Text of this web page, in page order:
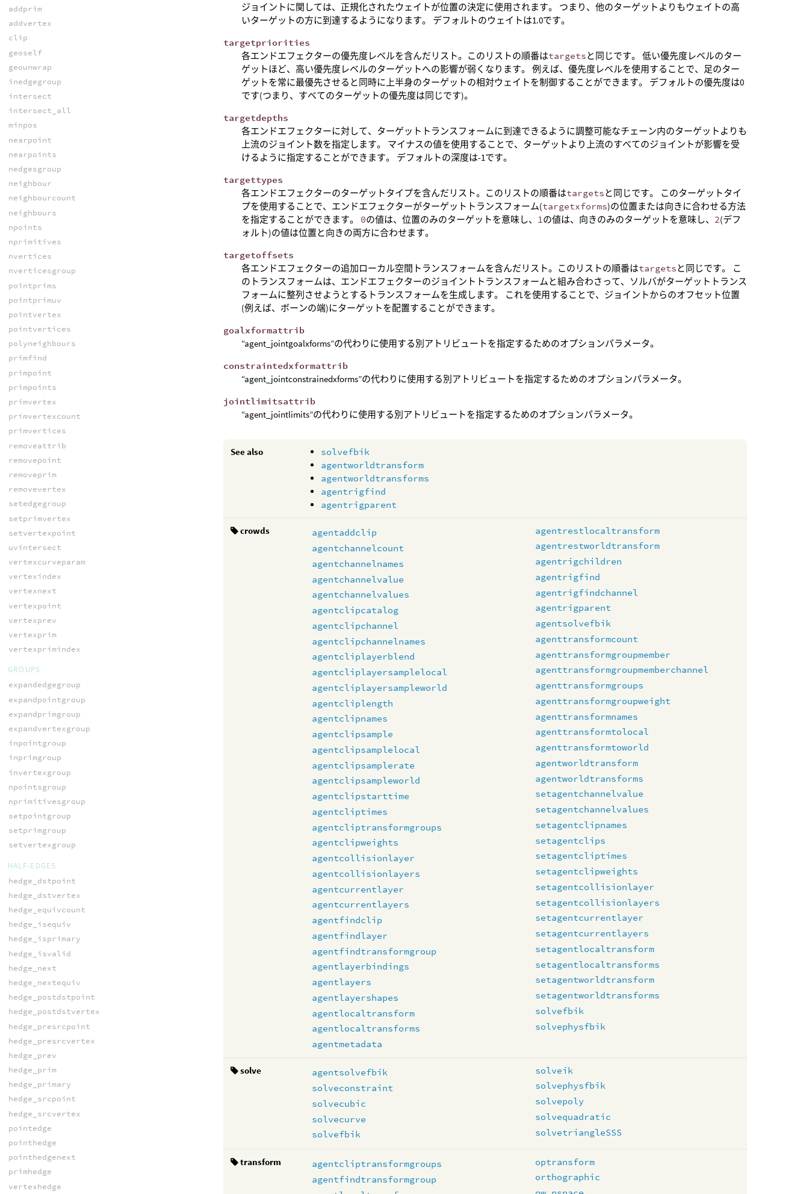
ジョイントに関しては、正規化されたウェイトが位置の決定に使用されます。 つまり、他のターゲットよりもウェイトの高
いターゲットの方に到達するようになります。 デフォルトのウェイトは1.0です。
targetpriorities
各エンドエフェクターの優先度レベルを含んだリスト。このリストの順番はtargetsと同じです。 低い優先度レベルのター
ゲットほど、高い優先度レベルのターゲットへの影響が弱くなります。 例えば、優先度レベルを使用することで、足のター
ゲットを常に最優先させると同時に上半身のターゲットの相対ウェイトを制御することができます。 デフォルトの優先度は0
です(つまり、すべてのターゲットの優先度は同じです)。
targetdepths
各エンドエフェクターに対して、ターゲットトランスフォームに到達できるように調整可能なチェーン内のターゲットよりも
上流のジョイント数を指定します。 マイナスの値を使用することで、ターゲットより上流のすべてのジョイントが影響を受
けるように指定することができます。 デフォルトの深度は-1です。
targettypes
各エンドエフェクターのターゲットタイプを含んだリスト。このリストの順番はtargetsと同じです。 このターゲットタイ
プを使用することで、エンドエフェクターがターゲットトランスフォーム(targetxforms)の位置または向きに合わせる方法
を指定することができます。 0の値は、位置のみのターゲットを意味し、 1 の値は、向きのみのターゲットを意味し、 2(デフ
ォルト)の値は位置と向きの両方に合わせます。
targetoffsets
各エンドエフェクターの追加ローカル空間トランスフォームを含んだリスト。このリストの順番はtargetsと同じです。 こ
のトランスフォームは、エンドエフェクターのジョイントトランスフォームと組み合わさって、ソルバがターゲットトランス
フォームに整列させようとするトランスフォームを生成します。 これを使用することで、ジョイントからのオフセット位置
(例えば、ボーンの端)にターゲットを配置することができます。
goalxformattrib
“agent_jointgoalxforms”の代わりに使用する別アトリビュートを指定するためのオプションパラメータ。
constraintedxformattrib
“agent_jointconstrainedxforms”の代わりに使用する別アトリビュートを指定するためのオプションパラメータ。
jointlimitsattrib
“agent_jointlimits”の代わりに使用する別アトリビュートを指定するためのオプションパラメータ。
See also
solvefbik
agentworldtransform
agentworldtransforms
agentrigfind
agentrigparent
crowds
agentaddclip
agentchannelcount
agentchannelnames
agentchannelvalue
agentchannelvalues
agentclipcatalog
agentclipchannel
agentclipchannelnames
agentcliplayerblend
agentcliplayersamplelocal
agentcliplayersampleworld
agentcliplength
agentclipnames
agentclipsample
agentclipsamplelocal
agentclipsamplerate
agentclipsampleworld
agentclipstarttime
agentcliptimes
agentcliptransformgroups
agentclipweights
agentcollisionlayer
agentcollisionlayers
agentcurrentlayer
agentcurrentlayers
agentfindclip
agentfindlayer
agentfindtransformgroup
agentlayerbindings
agentlayers
agentlayershapes
agentlocaltransform
agentlocaltransforms
agentmetadata
agentrestlocaltransform
agentrestworldtransform
agentrigchildren
agentrigfind
agentrigfindchannel
agentrigparent
agentsolvefbik
agenttransformcount
agenttransformgroupmember
agenttransformgroupmemberchannel
agenttransformgroups
agenttransformgroupweight
agenttransformnames
agenttransformtolocal
agenttransformtoworld
agentworldtransform
agentworldtransforms
setagentchannelvalue
setagentchannelvalues
setagentclipnames
setagentclips
setagentcliptimes
setagentclipweights
setagentcollisionlayer
setagentcollisionlayers
setagentcurrentlayer
setagentcurrentlayers
setagentlocaltransform
setagentlocaltransforms
setagentworldtransform
setagentworldtransforms
solvefbik
solvephysfbik
solve
agentsolvefbik
solveconstraint
solvecubic
solvecurve
solvefbik
solveik
solvephysfbik
solvepoly
solvequadratic
solvetriangleSSS
transform
agentcliptransformgroups
agentfindtransformgroup
optransform
orthographic
addprim
addvertex
clip
geoself
geounwrap
inedgegroup
intersect
intersect_all
minpos
nearpoint
nearpoints
nedgesgroup
neighbour
neighbourcount
neighbours
npoints
nprimitives
nvertices
nverticesgroup
pointprims
pointprimuv
pointvertex
pointvertices
polyneighbours
primfind
primpoint
primpoints
primvertex
primvertexcount
primvertices
removeattrib
removepoint
removeprim
removevertex
setedgegroup
setprimvertex
setvertexpoint
uvintersect
vertexcurveparam
vertexindex
vertexnext
vertexpoint
vertexprev
vertexprim
vertexprimindex
GROUPS
expandedgegroup
expandpointgroup
expandprimgroup
expandvertexgroup
inpointgroup
inprimgroup
invertexgroup
npointsgroup
nprimitivesgroup
setpointgroup
setprimgroup
setvertexgroup
HALF-EDGES
hedge_dstpoint
hedge_dstvertex
hedge_equivcount
hedge_isequiv
hedge_isprimary
hedge_isvalid
hedge_next
hedge_nextequiv
hedge_postdstpoint
hedge_postdstvertex
hedge_presrcpoint
hedge_presrcvertex
hedge_prev
hedge_prim
hedge_primary
hedge_srcpoint
hedge_srcvertex
pointedge
pointhedge
pointhedgenext
primhedge
vertexhedge